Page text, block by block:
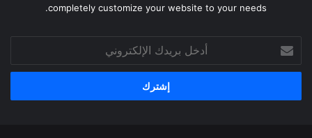
completely customize your website to your needs.
بريدك
الإلكتروني